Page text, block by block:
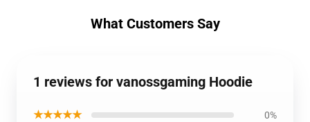
What Customers Say
1 reviews for vanossgaming Hoodie
★★★★★ 0%